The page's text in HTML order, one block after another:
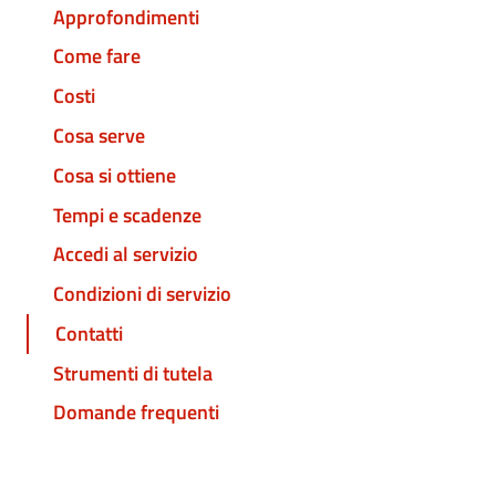
Approfondimenti
Come fare
Costi
Cosa serve
Cosa si ottiene
Tempi e scadenze
Accedi al servizio
Condizioni di servizio
Contatti
Strumenti di tutela
Domande frequenti